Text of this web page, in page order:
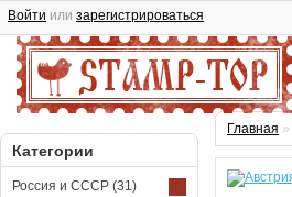
Войти или зарегистрироваться
Категории
Россия и СССР (31)
Главная »